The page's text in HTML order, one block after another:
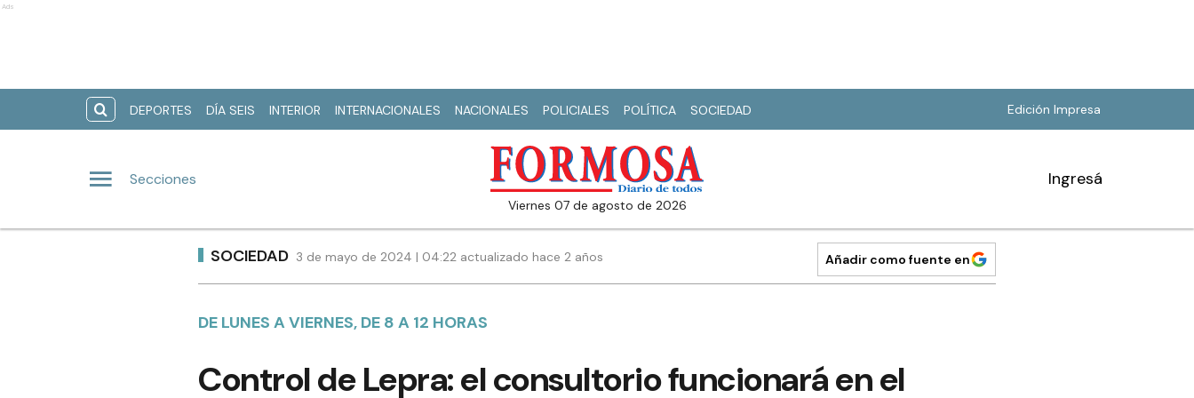
Ads
DEPORTES DÍA SEIS INTERIOR INTERNACIONALES NACIONALES POLICIALES POLÍTICA SOCIEDAD Edición Impresa
Secciones
viernes 07 de agosto de 2026
Ingresá
SOCIEDAD 3 de mayo de 2024 | 04:22 actualizado hace 2 años Añadir como fuente en
DE LUNES A VIERNES, DE 8 A 12 HORAS
Control de Lepra: el consultorio funcionará en el